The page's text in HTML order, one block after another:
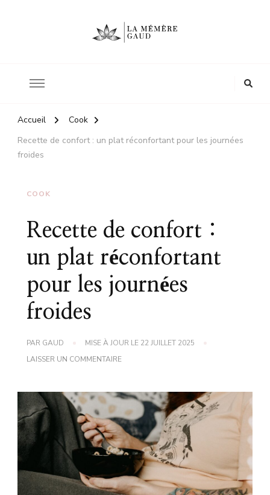
Accueil
Cook
Recette de confort : un plat réconfortant pour les journées
froides
COOK
Recette de confort :
un plat réconfortant
pour les journées
froides
PAR GAUD MISE À JOUR LE 22 JUILLET 2025
LAISSER UN COMMENTAIRESUR
CONFORT
:
UN
PLAT
RÉCONFORTANT
POUR
LES
JOURNÉES
FROIDES